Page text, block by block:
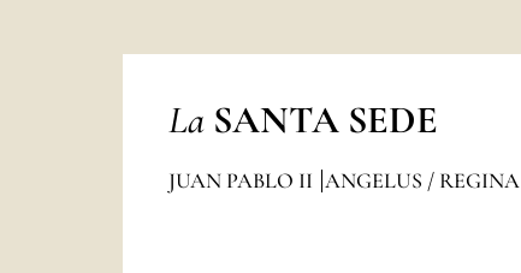
La SANTA SEDE
JUAN PABLO II ANGELUS /